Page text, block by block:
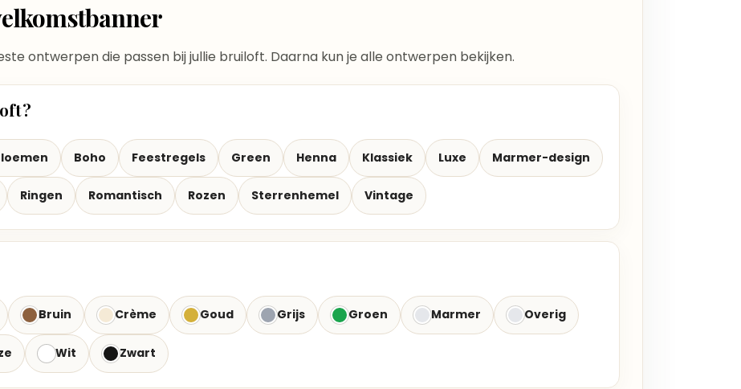
ontwerpen die passen bij jullie bruiloft. Daarna kun je alle ontwerpen bekijken.
Boho Feestregels Green Henna Klassiek Luxe Marmer-design
Ringen Romantisch Rozen Sterrenhemel Vintage
Bruin Crème Goud Grijs Groen Marmer Overig
Wit Zwart